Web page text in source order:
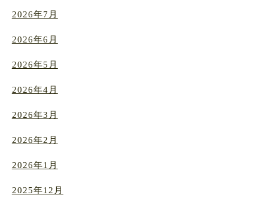
2026年7月
2026年6月
2026年5月
2026年4月
2026年3月
2026年2月
2026年1月
2025年12月